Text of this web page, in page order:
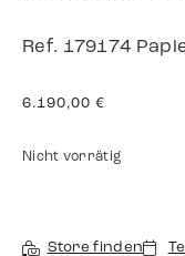
Ref. 179174
6.190,00 €
Nicht vorrätig
Store finden